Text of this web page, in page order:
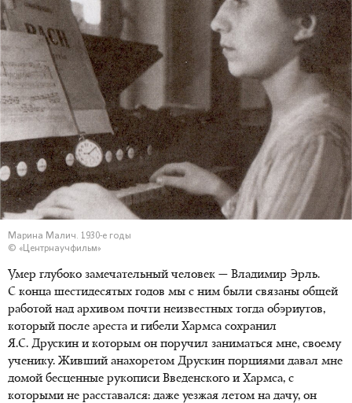
Марина Малич. 1930-е годы
© «Центрнаучфильм»
Умер глубоко замечательный человек — Владимир Эрль.
С конца шестидесятых годов мы с ним были связаны общей
работой над архивом почти неизвестных тогда обэриутов,
который после ареста и гибели Хармса сохранил
Я.С. Друскин и которым он поручил заниматься мне, своему
ученику. Живший анахоретом Друскин порциями давал мне
домой бесценные рукописи Введенского и Хармса, с
которыми не расставался: даже уезжая летом на дачу, он